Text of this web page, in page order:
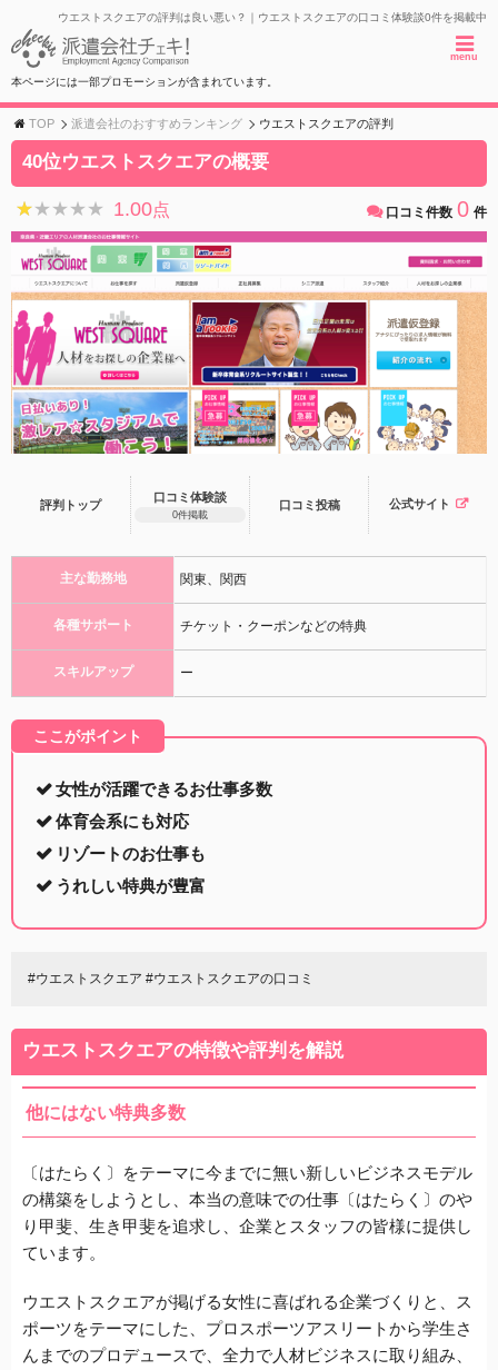
ウエストスクエアの評判は良い悪い？｜ウエストスクエアの口コミ体験談0件を掲載中
menu
本ページには一部プロモーションが含まれています。
TOP 派遣会社のおすすめランキング ウエストスクエアの評判
40位ウエストスクエアの概要
★★★★★
★★★★★ 1.00点 口コミ件数 0 件
評判トップ
口コミ体験談
0件掲載
口コミ 投稿 公式サイト
主な勤務地 関東、関西
各種サポート チケット・クーポンなどの特典
スキルアップ ー
ここがポイント
女性が活躍できるお仕事多数
体育会系にも対応
リゾートのお仕事も
うれしい特典が豊富
#ウエストスクエア #ウエストスクエアの口コミ
ウエストスクエアの特徴や評判を解説
他にはない特典多数
〔はたらく〕をテーマに今までに無い新しいビジネスモデル
の構築をしようとし、本当の意味での仕事〔はたらく〕のや
り甲斐、生き甲斐を追求し、企業とスタッフの皆様に提供し
ています。
ウエストスクエアが掲げる女性に喜ばれる企業づくりと、ス
ポーツをテーマにした、プロスポーツアスリートから学生さ
んまでのプロデュースで、全力で人材ビジネスに取り組み、